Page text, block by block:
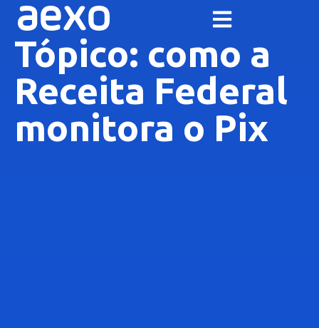
Tópico: como a
Receita Federal
monitora o Pix